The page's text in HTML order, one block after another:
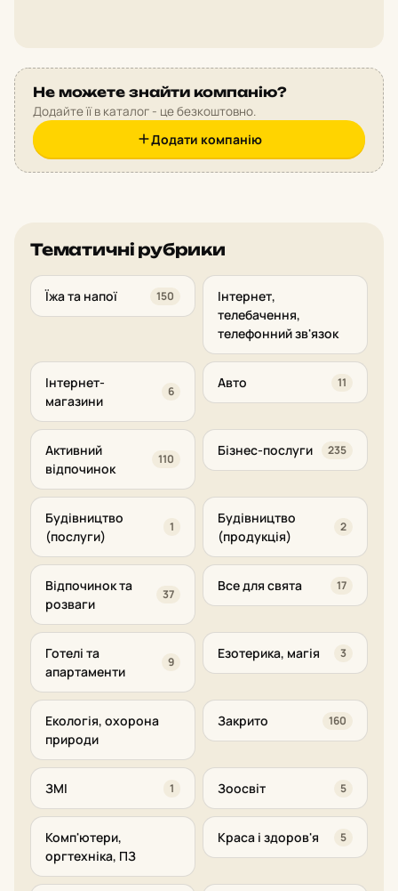
Не можете знайти компанію?
Додайте її в каталог - це безкоштовно.
Додати компанію
Тематичні рубрики
Їжа та напої 150
Інтернет,
телебачення,
телефонний зв'язок
Інтернет-
магазини
6
Авто 11
Активний
відпочинок
110
Бізнес-послуги 235
Будівництво
(послуги)
1
Будівництво
(продукція)
2
Відпочинок та
розваги
37
Все для свята 17
Готелі та
апартаменти
9
Езотерика, магія 3
Екологія, охорона
природи
Закрито 160
ЗМІ 1 Зоосвіт 5
Комп'ютери,
оргтехніка, ПЗ
Краса і здоров'я 5